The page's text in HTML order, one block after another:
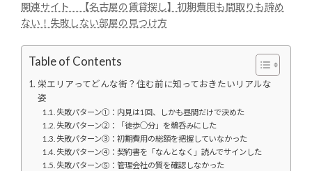
関連サイト 【名古屋の賃貸探し】初期費用も間取りも諦め
ない！失敗しない部屋の見つけ方
Table of Contents
栄エリアってどんな街？住む前に知っておきたいリアルな
姿
失敗パターン①：内見は1回、しかも昼間だけで決めた
失敗パターン②：「徒歩○分」を鵜呑みにした
失敗パターン③：初期費用の総額を把握していなかった
失敗パターン④：契約書を「なんとなく」読んでサインした
失敗パターン⑤：管理会社の質を確認しなかった